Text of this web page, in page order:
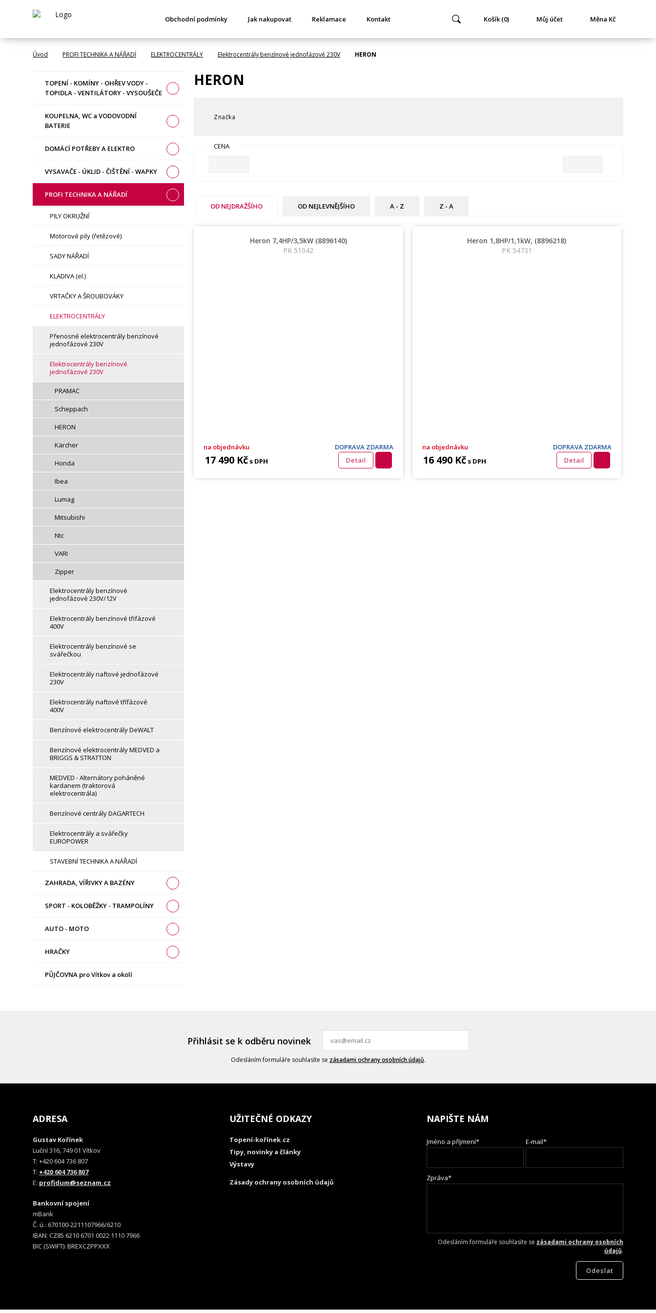
Obchodní podmínky Jak nakupovat Reklamace Kontakt Košík (0) Můj účet Měna Kč
Úvod PROFI TECHNIKA A NÁŘADÍ ELEKTROCENTRÁLY Elektrocentrály benzínové jednofázové 230V HERON
TOPENÍ - KOMÍNY - OHŘEV VODY -
TOPIDLA - VENTILÁTORY - VYSOUŠEČE
KOUPELNA, WC a VODOVODNÍ
BATERIE
DOMÁCÍ POTŘEBY A ELEKTRO
VYSAVAČE - ÚKLID - ČIŠTĚNÍ - WAPKY
PROFI TECHNIKA A NÁŘADÍ
PILY OKRUŽNÍ
Motorové pily (řetězové)
SADY NÁŘADÍ
KLADIVA (el.)
VRTAČKY A ŠROUBOVÁKY
ELEKTROCENTRÁLY
Přenosné elektrocentrály benzínové
jednofázové 230V
Elektrocentrály benzínové
jednofázové 230V
PRAMAC
Scheppach
HERON
Kärcher
Honda
Ibea
Lumag
Mitsubishi
Ntc
VARI
Zipper
Elektrocentrály benzínové
jednofázové 230V/12V
Elektrocentrály benzínové třifázové
400V
Elektrocentrály benzínové se
svářečkou
Elektrocentrály naftové jednofázové
230V
Elektrocentrály naftové třífázové
400V
Benzínové elektrocentrály DeWALT
Benzínové elektrocentrály MEDVED a
BRIGGS & STRATTON
MEDVED - Alternátory poháněné
kardanem (traktorová
elektrocentrála)
Benzínové centrály DAGARTECH
Elektrocentrály a svářečky
EUROPOWER
STAVEBNÍ TECHNIKA A NÁŘADÍ
ZAHRADA, VÍŘIVKY A BAZÉNY
SPORT - KOLOBĚŽKY - TRAMPOLÍNY
AUTO - MOTO
HRAČKY
PŮJČOVNA pro Vítkov a okolí
HERON
Značka
CENA
OD NEJDRAŽŠÍHO OD NEJLEVNĚJŠÍHO A - Z Z - A
Heron 7,4HP/3,5kW (8896140)
PK 51042
na objednávku DOPRAVA ZDARMA
17 490 Kčs DPH Detail
Heron 1,8HP/1,1kW, (8896218)
PK 54731
na objednávku DOPRAVA ZDARMA
16 490 Kč s DPH Detail
Přihlásit se k odběru novinek
Odesláním formuláře souhlasíte se zásadami ochrany osobních údajů.
ADRESA
Gustav Kořínek
Luční 316, 749 01 Vítkov
T: +420 604 736 807
T: +420 604 736 807
E: profidum@seznam.cz
Bankovní spojení
mBank
Č. ú.: 670100-2211107966/6210
IBAN: CZ85 6210 6701 0022 1110 7966
BIC (SWIFT): BREXCZPPXXX
UŽITEČNÉ ODKAZY
Topení-kořínek.cz
Tipy, novinky a články
Výstavy
Zásady ochrany osobních údajů
NAPIŠTE NÁM
Jméno a příjmení* E-mail*
Zpráva*
Odesláním formuláře souhlasíte se zásadami ochrany osobních
údajů.
Odeslat